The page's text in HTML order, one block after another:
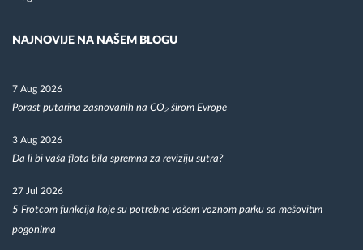
NAJNOVIJE NA NAŠEM BLOGU
7 Aug 2026
Porast putarina zasnovanih na CO₂ širom Evrope
3 Aug 2026
Da li bi vaša flota bila spremna za reviziju sutra?
27 Jul 2026
5 Frotcom funkcija koje su potrebne vašem voznom parku sa mešovitim
pogonima